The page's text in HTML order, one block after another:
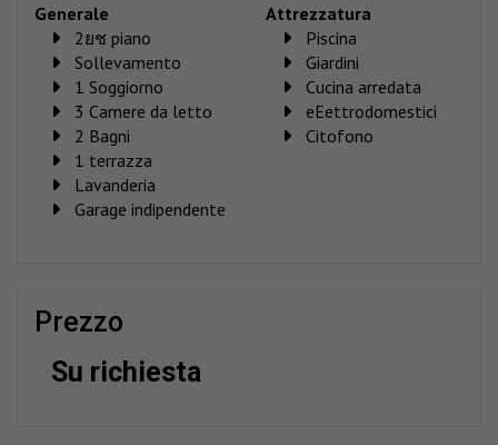
Generale
2ยช piano
Sollevamento
1 Soggiorno
3 Camere da letto
2 Bagni
1 terrazza
Lavanderia
Garage indipendente
Attrezzatura
Piscina
Giardini
Cucina arredata
eEettrodomestici
Citofono
prezzo
Su richiesta